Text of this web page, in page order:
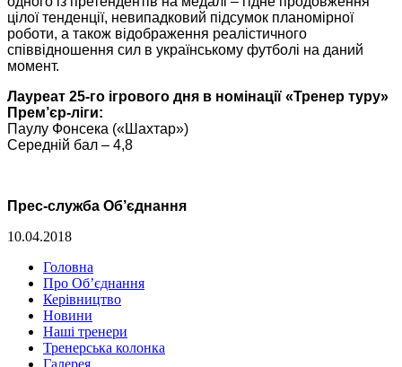
цілої тенденції, невипадковий підсумок планомірної
роботи, а також відображення реалістичного
співвідношення сил в українському футболі на даний
момент.
Лауреат 25-го ігрового дня в номінації «Тренер туру»
Прем’єр-ліги:
Паулу Фонсека («Шахтар»)
Середній бал – 4,8
Прес-служба Об’єднання
10.04.2018
Головна
Про Об’єднання
Керівництво
Новини
Наші тренери
Тренерська колонка
Галерея